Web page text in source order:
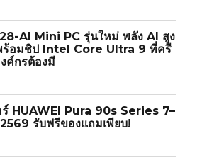
AI Mini PC รุ่นใหม่ พลัง AI สูง
ร้อมชิป Intel Core Ultra 9 ที่ครี
งค์กรต้องมี
ร์ HUAWEI Pura 90s Series 7–
รับฟรีของแถมเพียบ!